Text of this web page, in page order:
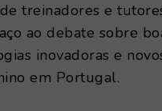
treinadores e
ao debate sobre
inovadoras e
em Portugal.